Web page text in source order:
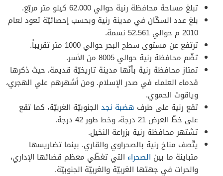
تبلغ مساحة محافظة رنية حوالي 62.000 كيلو متر مربّع.
بلغ عدد السكّان في مدينة رنية وبحسب إحصائيّة تعود لعام
2010 م حوالي 52.561 نسمة.
ترتفع عن مستوى سطح البحر حوالي 1000 متر تقريباً.
تضّم محافظة رنية حوالي 8005 من الأسر.
تمتاز محافظة رنية بأنّها مدينة تاريخيّة قديمة، حيث ذكرها
قدماء العلماء في صدر الإسلام. ومن أشهرهم علي الهجري،
وياقوت الحموي.
تقع رنية على طرف هضبة نجد الجنوبيّة الغربيّة، كما تقع
على خطّ العرض 21 درجة، وخط طور 42 درجة.
تشتهر محافظة رنية بزراعة النخيل.
يتّصف مناخ رنية بالصحراوي والقاري. بينما تضاريسها
متباينة ما بين الصحراء التي تغطّي معظم قضائها الإداري،
والحرات في جهتها الغربيّة والغربيّة الجنوبيّة.